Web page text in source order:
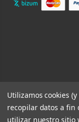
Utilizamos cookies
recopilar datos a fin
utilizar nuestro sitio